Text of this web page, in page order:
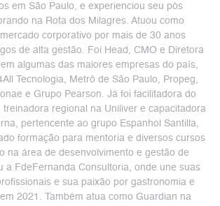
em São Paulo, e experienciou seu pós
na Rota dos Milagres. Atuou como
corporativo por mais de 30 anos
de alta gestão. Foi Head, CMO e Diretora
algumas das maiores empresas do país,
Tecnologia, Metrô de São Paulo, Propeg,
e Grupo Pearson. Já foi facilitadora do
treinadora regional na Uniliver e capacitadora
pertencente ao grupo Espanhol Santilla,
formação para mentoria e diversos cursos
na área de desenvolvimento e gestão de
a FdeFernanda Consultoria, onde une suas
e sua paixão por gastronomia e
2021. Também atua como Guardian na